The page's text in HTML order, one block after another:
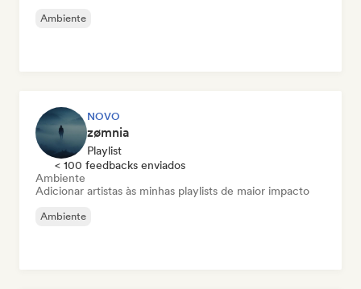
Ambiente
NOVO
zømnia
Playlist
< 100 feedbacks enviados
Ambiente
Adicionar artistas às minhas playlists de maior impacto
Ambiente